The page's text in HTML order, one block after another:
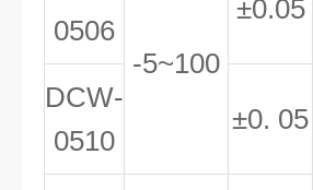
0506
-5~100
±0.05
DCW-
0510
±0. 05